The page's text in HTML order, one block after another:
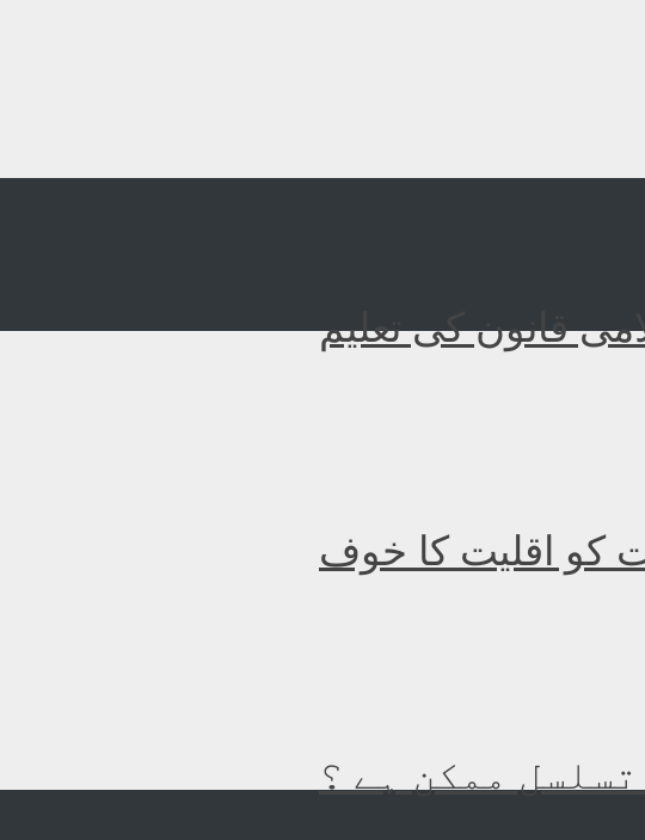
قانون کی تعلیم
کو اقلیت کا خوف
ممکن ہے ؟